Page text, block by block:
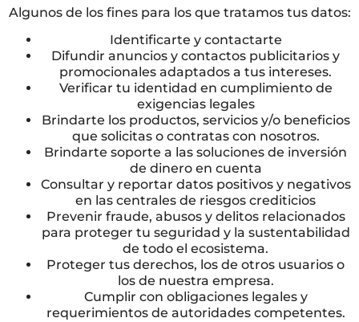
Algunos de los fines para los que tratamos tus datos:
Identificarte y contactarte
Difundir anuncios y contactos publicitarios y
promocionales adaptados a tus intereses.
Verificar tu identidad en cumplimiento de
exigencias legales
Brindarte los productos, servicios y/o beneficios
que solicitas o contratas con nosotros.
Brindarte soporte a las soluciones de inversión
de dinero en cuenta
Consultar y reportar datos positivos y negativos
en las centrales de riesgos crediticios
Prevenir fraude, abusos y delitos relacionados
para proteger tu seguridad y la sustentabilidad
de todo el ecosistema.
Proteger tus derechos, los de otros usuarios o
los de nuestra empresa.
Cumplir con obligaciones legales y
requerimientos de autoridades competentes.